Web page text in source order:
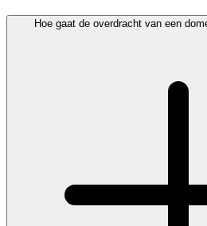
Hoe gaat de overdracht van een